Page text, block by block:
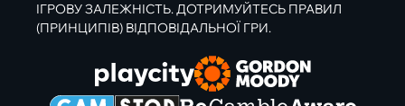
ІГРОВУ ЗАЛЕЖНІСТЬ. ДОТРИМУЙТЕСЬ ПРАВИЛ
(ПРИНЦИПІВ) ВІДПОВІДАЛЬНОЇ ГРИ.